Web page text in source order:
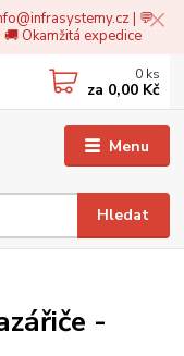
| 💬
Okamžitá expedice
Menu
Hledat
0 ks
za 0,00 Kč
-